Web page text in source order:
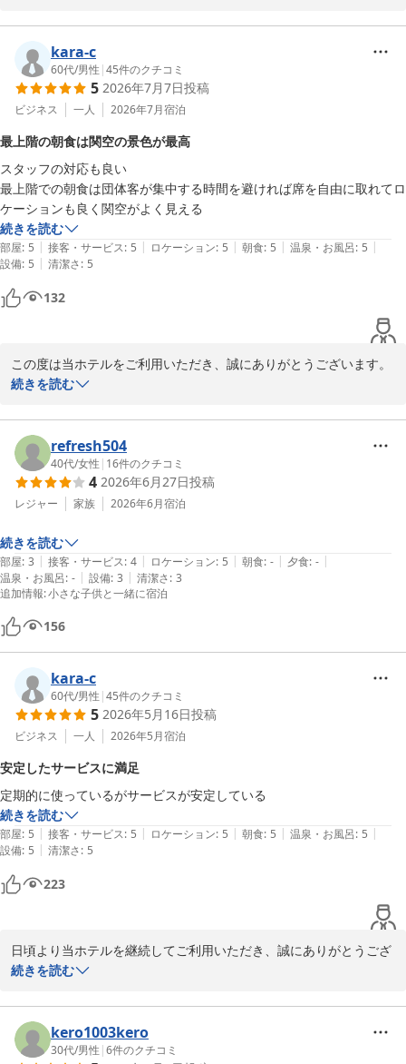
次回お越しの際には、お子様にもより一層喜んでいただけるよう、
スタッフ一同、真心込めてお迎えいたします。
お客様のまたのご来館を、心よりお待ち申し上げております。
スターゲイトホテル関西エアポート（ＳｉＳ ＳＴＡＲＧＡＴＥ
ＨＯＴＥＬ）
2026-05-11
設備上すぐの改善は難しいものの、頂いたご意見は今後の貴重な課
題として真摯に受け止めさせていただきます。
一方で、接客や52階の支配人へのお褒めの言葉をいただき、大変光
栄でございます。
ご本人にも必ずお伝えさせていただきます。
また、ビュッフェの蜂蜜の機械もお楽しみいただけたようで何より
です。
視覚でも味覚でも楽しんでいただけるようこだわっておりますの
で、お気に召していただけて嬉しい限りです。
今後もより一層、お客様に寄り添ったおもてなしができるよう努め
てまいります。
またのお越しを、スタッフ一同心よりお待ち申し上げております。
スターゲイトホテル関西エアポート（ＳｉＳ ＳＴＡＲＧＡＴＥ
ＨＯＴＥＬ）
kara-c
60代/男性 |45件のクチコミ
5 2026年7月7日投稿
ビジネス 一人 2026年7月宿泊
最上階の朝食は関空の景色が最高
スタッフの対応も良い
最上階での朝食は団体客が集中する時間を避ければ席を自由に取れてロ
ケーションも良く関空がよく見える
続きを読む
部屋: 5 | 接客・サービス: 5 | ロケーション: 5 | 朝食: 5 | 温泉・お風呂: 5 |
設備: 5 | 清潔さ: 5
132
この度は当ホテルをご利用いただき、誠にありがとうございます。
また、お忙しい中、温かいご感想をお寄せいただきましたこと、重
スタッフの対応につきましてお褒めの言葉をいただき、大変光栄に
存じます。
お客様からのお言葉を励みに、今後もより一層のサービス向上に努
めてまいります。
最上階での朝食についても、お楽しみいただけたようで何よりでご
ざいます。
混雑時間を避けて、関西国際空港を望む開放的なロケーションを満
喫していただけたとのこと、私共も大変嬉しく拝読いたしました。
お客様のまたのお越しを、スタッフ一同心よりお待ち申し上げてお
ります。
スターゲイトホテル関西エアポート（ＳｉＳ ＳＴＡＲＧＡＴＥ
2026-07-07
続きを読む
refresh504
40代/女性 | 16件のクチコミ
4 2026年6月27日投稿
レジャー 家族 2026年6月宿泊
続きを読む
部屋: 3 | 接客・サービス: 4 | ロケーション: 5 | 朝食: - | 夕食: - |
温泉・お風呂: - | 設備: 3 | 清潔さ: 3
追加情報:小さな子供と一緒に宿泊
156
kara-c
60代/男性 |45件のクチコミ
5 2026年5月16日投稿
ビジネス 一人 2026年5月宿泊
安定したサービスに満足
定期的に使っているがサービスが安定している
続きを読む
部屋: 5 | 接客・サービス: 5 | ロケーション: 5 | 朝食: 5 | 温泉・お風呂: 5 |
設備: 5 | 清潔さ: 5
223
日頃より当ホテルを継続してご利用いただき、誠にありがとうござ
います。
「サービスが安定している」とのお言葉をいただき、スタッフ一同
大変励みになっております。
いつお越しいただいても、変わらぬ安心感と心地よいひとときをご
続きを読む
kero1003kero
30代/男性 |6件のクチコミ